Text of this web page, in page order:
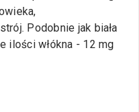
Podobnie jak biała
ilości włókna - 12 mg